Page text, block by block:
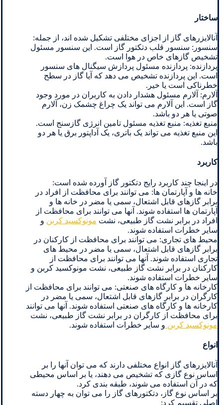
ساختار
آنالایزرهای گاز از اجزای مختلفی تشکیل شده اند، از جمله:
سنسور: سنسور قلب دتکتور گاز است. این سنسور مسئول
تشخیص گازهای خاص در هوا است.
پردازنده: پردازنده مسئول پردازش سیگنال های سنسور
است. این پردازنده تشخیص می دهد که آیا گاز در سطح
خطرناکی است یا خیر.
آلارم: آلارم مسئول هشدار دادن به کاربران در مورد وجود
گاز است. این آلارم می تواند یک چراغ چشمک زن، آلارم
صوتی یا هر دو باشد.
منبع تغذیه: منبع تغذیه مسئول تامین انرژی گازسنج است.
این منبع تغذیه می تواند یک باتری، یک آداپتور برق یا هر دو
باشد.
کاربرد
در اینجا چند کاربرد رایج دتکتور گاز آورده شده است:
خانه ها و آپارتمان ها: می توانند برای محافظت از افراد در
برابر گازهای قابل اشتعال، سمی یا مضر در خانه ها و
آپارتمان ها استفاده شوند. آنها می توانند برای محافظت از
افراد در برابر نشت گاز طبیعی، نشت مونوکسید کربن و
سایر خطرات استفاده شوند.
محیط های تجاری: می توانند برای محافظت از کارکنان در
برابر گازهای قابل اشتعال، سمی یا مضر در محیط های
تجاری استفاده شوند. آنها می توانند برای محافظت از
کارکنان در برابر نشت گاز طبیعی، نشت مونوکسید کربن و
سایر خطرات استفاده شوند.
کارخانه ها و کارگاه های صنعتی: می توانند برای محافظت از
کارگران در برابر گازهای قابل اشتعال، سمی یا مضر در
کارخانه ها و کارگاه های صنعتی استفاده شوند. آنها می توانند
برای محافظت از کارگران در برابر نشت گاز طبیعی، نشت
مونوکسید کربن و سایر خطرات استفاده شوند.
انواع
آنالایزرهای گاز انواع مختلفی دارند که می توان آنها را بر
اساس نوع گازی که تشخیص می دهند، یا بر اساس محیطی
که در آن استفاده می شوند، طبقه بندی کرد.
بر اساس نوع گاز، دتکتورهای گاز را می توان به چهار دسته
اصلی تقسیم کرد: